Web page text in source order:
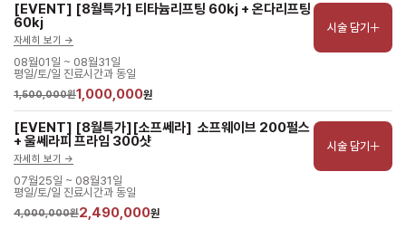
[EVENT] [8월특가] 티타늄리프팅 60kj + 온다리프팅
60kj
자세히 보기 ->
08월01일 ~ 08월31일
평일/토/일 진료시간과 동일
1,500,000원1,000,000원
시술 담기
[EVENT] [8월특가][소프쎄라]  소프웨이브 200펄스
+ 울쎄라피 프라임 300샷
자세히 보기 ->
07월25일 ~ 08월31일
평일/토/일 진료시간과 동일
4,000,000원2,490,000원
시술 담기